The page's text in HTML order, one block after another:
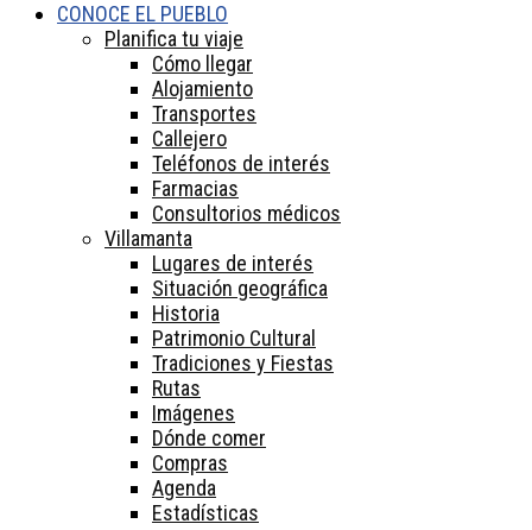
CONOCE EL PUEBLO
Planifica tu viaje
Cómo llegar
Alojamiento
Transportes
Callejero
Teléfonos de interés
Farmacias
Consultorios médicos
Villamanta
Lugares de interés
Situación geográfica
Historia
Patrimonio Cultural
Tradiciones y Fiestas
Rutas
Imágenes
Dónde comer
Compras
Agenda
Estadísticas